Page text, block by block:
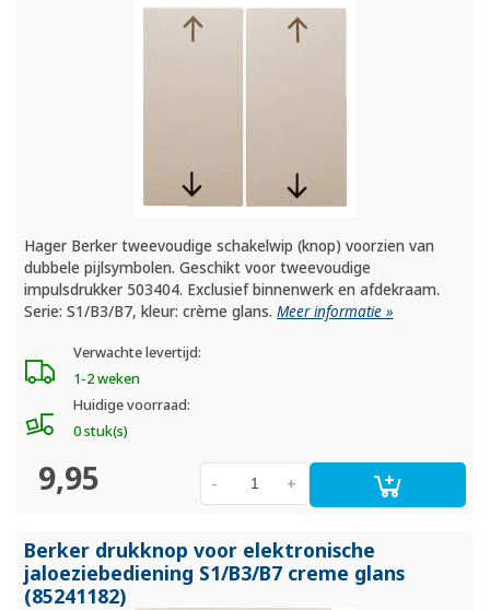
Hager Berker tweevoudige schakelwip (knop) voorzien van
dubbele pijlsymbolen. Geschikt voor tweevoudige
impulsdrukker 503404. Exclusief binnenwerk en afdekraam.
Serie: S1/B3/B7, kleur: crème glans.Meer informatie »
Verwachte levertijd:
1-2 weken
Huidige voorraad:
0 stuk(s)
9,95 +
-
Berker drukknop voor elektronische
jaloeziebediening S1/B3/B7 creme glans
(85241182)